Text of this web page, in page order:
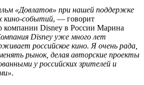
«Довлатов» при нашей поддержке
кино-событий, — говорит
компании Disney в России Марина
Disney уже много лет
российское кино. Я очень рада,
рынок, делая авторские проекты
у российских зрителей и
.